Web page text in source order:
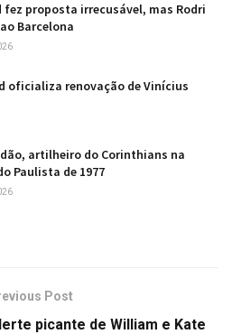
fez proposta irrecusável, mas Rodri
Barcelona
oficializa renovação de Vinícius
artilheiro do Corinthians na
Paulista de 1977
Post
picante de William e Kate